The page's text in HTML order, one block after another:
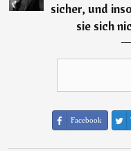
sicher, und
sie sich
Facebook